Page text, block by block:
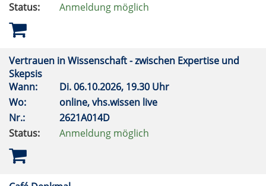
Status:
Anmeldung möglich
Vertrauen in Wissenschaft - zwischen Expertise und
Skepsis
Wann:
Di.06.10.2026, 19.30 Uhr
Wo:
online, vhs.wissen live
Nr.:
2621A014D
Status:
Anmeldung möglich